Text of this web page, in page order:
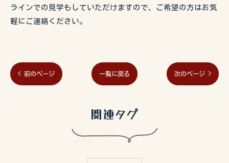
ラインでの見学もしていただけますので、ご希望の方はお気
軽にご連絡ください。
< 前のページ 一覧に戻る 次のページ >
関連タグ